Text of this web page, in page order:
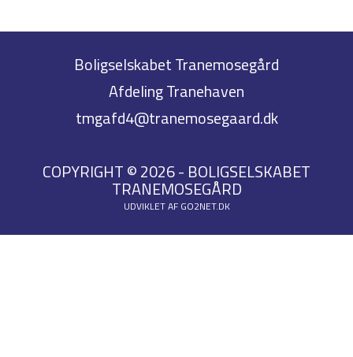
Boligselskabet Tranemosegård
Afdeling Tranehaven
tmgafd4@tranemosegaard.dk
COPYRIGHT © 2026 - BOLIGSELSKABET
TRANEMOSEGÅRD
UDVIKLET AF GO2NET.DK